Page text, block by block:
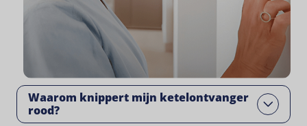
Waarom knippert mijn ketelontvanger
rood?
Open